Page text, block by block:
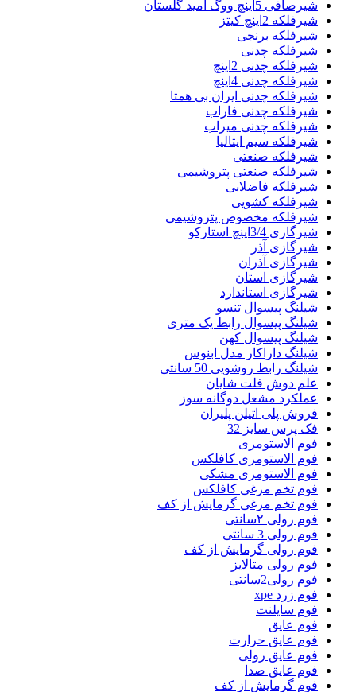
شیرصافی 5اینچ ووگ امید گلستان
شیرفلکه 2اینچ کیتز
شیرفلکه برنجی
شیرفلکه چدنی
شیرفلکه چدنی 2اینچ
شیرفلکه چدنی 4اینچ
شیرفلکه چدنی ایران بی همتا
شیرفلکه چدنی فاراب
شیرفلکه چدنی میراب
شیرفلکه سیم ایتالیا
شیرفلکه صنعتی
شیرفلکه صنعتی پتروشیمی
شیرفلکه فاضلابی
شیرفلکه کشویی
شیرفلکه مخصوص پتروشیمی
شیرگازی 3/4اینچ استارکو
شیرگازی آذر
شیرگازی آذران
شیرگازی استان
شیرگازی استاندارد
شیلنگ پیسوال تنسو
شیلنگ پیسوال رابط یک متری
شیلنگ پیسوال کهن
شیلنگ داراکار مدل ابنوس
شیلنگ رابط روشویی 50 سانتی
علم دوش فلت شایان
عملکرد مشعل دوگانه سوز
فروش پلی اتیلن پلیران
فک پرس سایز 32
فوم الاستومری
فوم الاستومری کافلکس
فوم الاستومری مشکی
فوم تخم مرغی کافلکس
فوم تخم مرغی گرمایش از کف
فوم رولی ۲سانتی
فوم رولی 3 سانتی
فوم رولی گرمایش از کف
فوم رولی متالایز
فوم رولی2سانتی
فوم زرد xpe
فوم سایلنت
فوم عایق
فوم عایق حرارت
فوم عایق رولی
فوم عایق صدا
فوم گرمایش از کف